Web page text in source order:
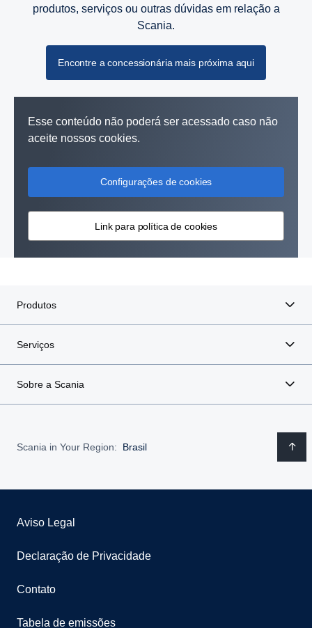
produtos, serviços ou outras dúvidas em relação a
Scania.
Encontre a concessionária mais próxima aqui
Esse conteúdo não poderá ser acessado caso não
aceite nossos cookies.
Configurações de cookies
Link para política de cookies
Produtos
Serviços
Sobre a Scania
Scania in Your Region: Brasil
Aviso Legal
Declaração de Privacidade
Contato
Tabela de emissões